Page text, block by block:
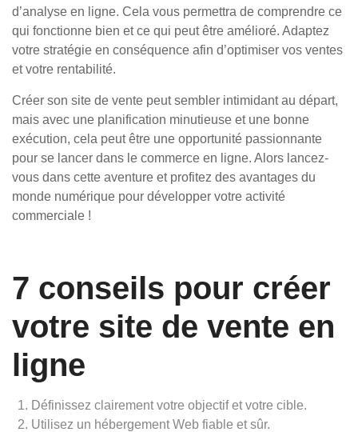
d’analyse en ligne. Cela vous permettra de comprendre ce
qui fonctionne bien et ce qui peut être amélioré. Adaptez
votre stratégie en conséquence afin d’optimiser vos ventes
et votre rentabilité.
Créer son site de vente peut sembler intimidant au départ,
mais avec une planification minutieuse et une bonne
exécution, cela peut être une opportunité passionnante
pour se lancer dans le commerce en ligne. Alors lancez-
vous dans cette aventure et profitez des avantages du
monde numérique pour développer votre activité
commerciale !
7 conseils pour créer
votre site de vente en
ligne
Définissez clairement votre objectif et votre cible.
Utilisez un hébergement Web fiable et sûr.